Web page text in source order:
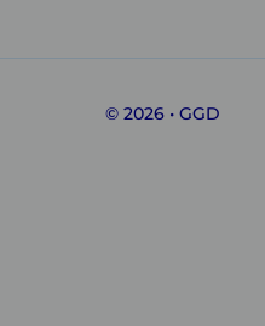
GHOR
© 2026 • GGD